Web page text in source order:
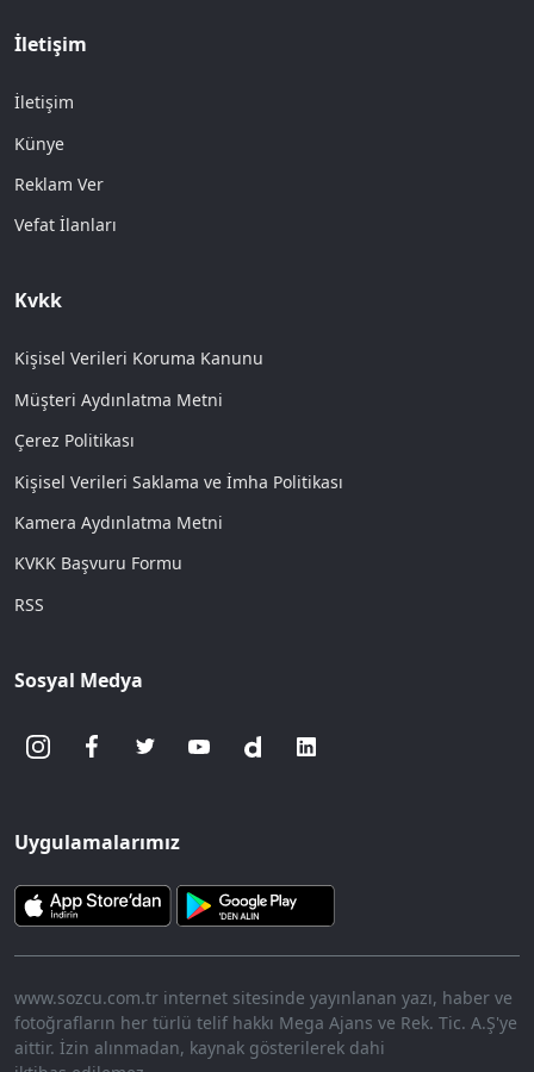
İletişim
İletişim
Künye
Reklam Ver
Vefat İlanları
Kvkk
Kişisel Verileri Koruma Kanunu
Müşteri Aydınlatma Metni
Çerez Politikası
Kişisel Verileri Saklama ve İmha Politikası
Kamera Aydınlatma Metni
KVKK Başvuru Formu
RSS
Sosyal Medya
Uygulamalarımız
www.sozcu.com.tr internet sitesinde yayınlanan yazı, haber ve
fotoğrafların her türlü telif hakkı Mega Ajans ve Rek. Tic. A.Ş'ye
aittir. İzin alınmadan, kaynak gösterilerek dahi